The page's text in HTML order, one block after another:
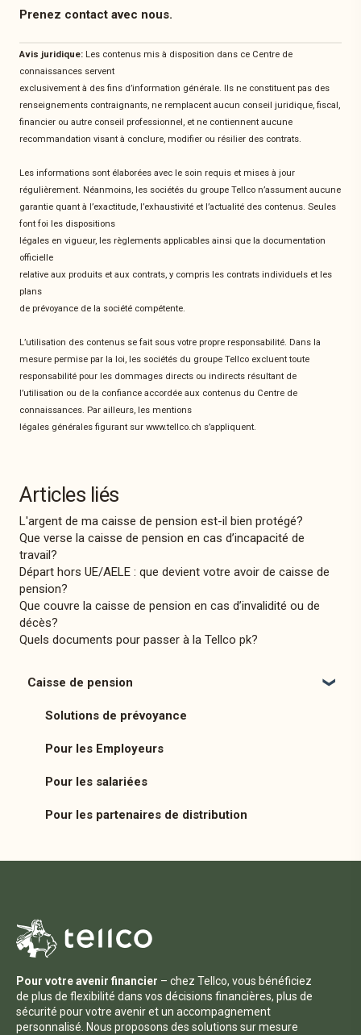
Prenez contact avec nous.
Avis juridique: Les contenus mis à disposition dans ce Centre de
connaissances servent
exclusivement à des fins d’information générale. Ils ne constituent pas des
renseignements contraignants, ne remplacent aucun conseil juridique, fiscal,
financier ou autre conseil professionnel, et ne contiennent aucune
recommandation visant à conclure, modifier ou résilier des contrats.
Les informations sont élaborées avec le soin requis et mises à jour
régulièrement. Néanmoins, les sociétés du groupe Tellco n’assument aucune
garantie quant à l’exactitude, l’exhaustivité et l’actualité des contenus. Seules
font foi les dispositions
légales en vigueur, les règlements applicables ainsi que la documentation
officielle
relative aux produits et aux contrats, y compris les contrats individuels et les
plans
de prévoyance de la société compétente.
L’utilisation des contenus se fait sous votre propre responsabilité. Dans la
mesure permise par la loi, les sociétés du groupe Tellco excluent toute
responsabilité pour les dommages directs ou indirects résultant de
l’utilisation ou de la confiance accordée aux contenus du Centre de
connaissances. Par ailleurs, les mentions
légales générales figurant sur www.tellco.ch s’appliquent.
Articles liés
L'argent de ma caisse de pension est-il bien protégé?
Que verse la caisse de pension en cas d’incapacité de
travail?
Départ hors UE/AELE : que devient votre avoir de caisse de
pension?
Que couvre la caisse de pension en cas d’invalidité ou de
décès?
Quels documents pour passer à la Tellco pk?
Caisse de pension
Solutions de prévoyance
Pour les Employeurs
Pour les salariées
Pour les partenaires de distribution
Pour votre avenir financier – chez Tellco, vous bénéficiez
de plus de flexibilité dans vos décisions financières, plus de
sécurité pour votre avenir et un accompagnement
personnalisé. Nous proposons des solutions sur mesure